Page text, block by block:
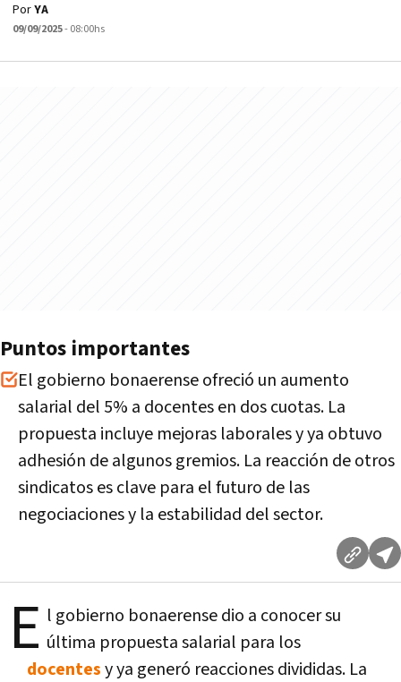
PorYA
09/09/2025- 08:00hs
Puntos importantes
El gobierno bonaerense ofreció un aumento
salarial del 5% a docentes en dos cuotas. La
propuesta incluye mejoras laborales y ya obtuvo
adhesión de algunos gremios. La reacción de otros
sindicatos es clave para el futuro de las
negociaciones y la estabilidad del sector.
E l gobierno bonaerense dio a conocer su
última propuesta salarial para los
docentesy ya generó reacciones divididas. La